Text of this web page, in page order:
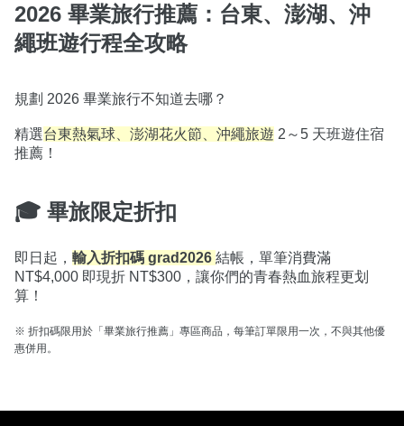
2026 畢業旅行推薦：台東、澎湖、沖
繩班遊行程全攻略
規劃 2026 畢業旅行不知道去哪？
精選台東熱氣球、澎湖花火節、沖繩旅遊 2～5 天班遊住宿
🎓 畢旅限定折扣
即日起， 輸入折扣碼 grad2026 結帳，單筆消費滿
NT$4,000 即現折 NT$300，讓你們的青春熱血旅程更划
算！
※ 折扣碼限用於「畢業旅行推薦」專區商品，每筆訂單限用一次，不與其他優
惠併用。